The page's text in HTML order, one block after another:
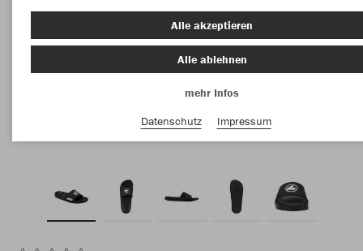
Alle akzeptieren
Alle ablehnen
mehr Infos
Datenschutz
Impressum